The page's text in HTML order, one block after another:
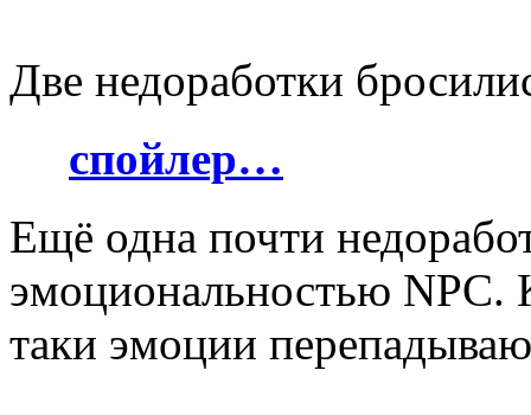
Две недоработки
спойлер…
Ещё одна почти
эмоциональностью NPC.
таки эмоции